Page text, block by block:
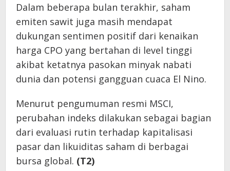
Dalam beberapa bulan terakhir, saham
emiten sawit juga masih mendapat
dukungan sentimen positif dari kenaikan
harga CPO yang bertahan di level tinggi
akibat ketatnya pasokan minyak nabati
dunia dan potensi gangguan cuaca El Nino.
Menurut pengumuman resmi MSCI,
perubahan indeks dilakukan sebagai bagian
dari evaluasi rutin terhadap kapitalisasi
pasar dan likuiditas saham di berbagai
bursa global. (T2)